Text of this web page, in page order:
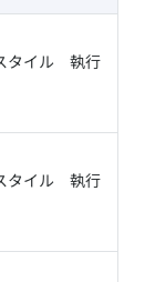
タイル 執行
タイル 執行